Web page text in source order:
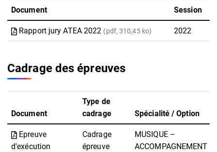
Document Session
Rapport jury ATEA 2022 (pdf, 310,45 ko) 2022
Cadrage des épreuves
Document
Type de
cadrage
Spécialité / Option
Epreuve
d'exécution
Cadrage
épreuve
MUSIQUE –
ACCOMPAGNEMENT